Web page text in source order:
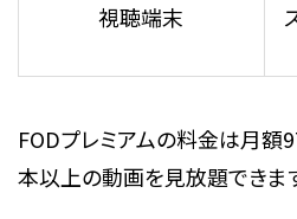
視聴端末
FODプレミアムの料金は月額
本以上の動画を見放題できま